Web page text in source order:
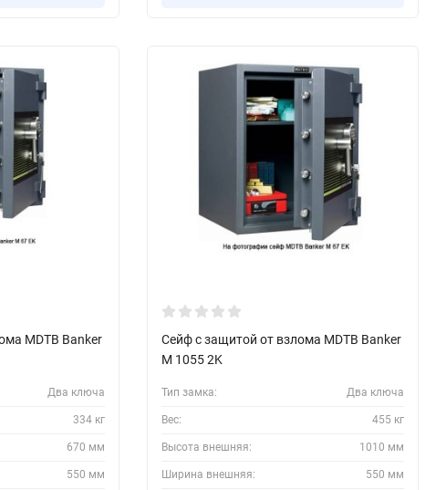
MDTB Banker
Два ключа
334 кг
670 мм
550 мм
Сейф с защитой от взлома MDTB Banker
M 1055 2K
Тип замка: Два ключа
Вес: 455 кг
Высота внешняя: 1010 мм
Ширина внешняя: 550 мм